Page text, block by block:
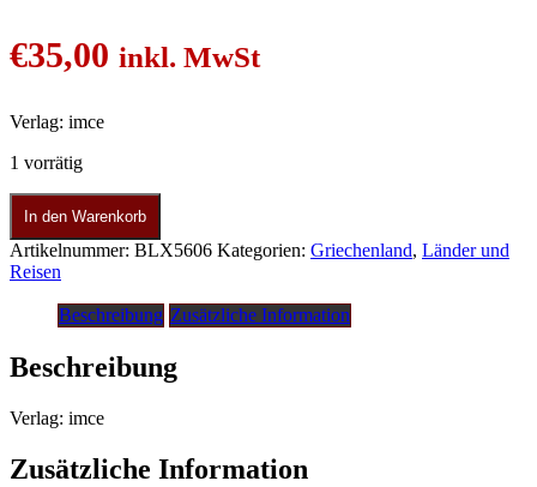
€35,00 inkl. MwSt
Verlag: imce
1 vorrätig
In den Warenkorb
Artikelnummer: BLX5606 Kategorien: Griechenland, Länder und
Reisen
Beschreibung Zusätzliche Information
Beschreibung
Verlag: imce
Zusätzliche Information